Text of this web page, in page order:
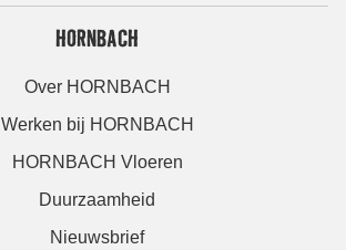
HORNBACH
Over HORNBACH
Werken bij HORNBACH
HORNBACH Vloeren
Duurzaamheid
Nieuwsbrief